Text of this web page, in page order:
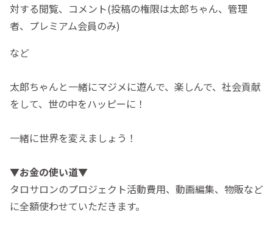
対する閲覧、コメント(投稿の権限は太郎ちゃん、管理
者、プレミアム会員のみ)
など
太郎ちゃんと一緒にマジメに遊んで、楽しんで、社会貢献
をして、世の中をハッピーに！
一緒に世界を変えましょう！
▼お金の使い道▼
タロサロンのプロジェクト活動費用、動画編集、物販など
に全額使わせていただきます。